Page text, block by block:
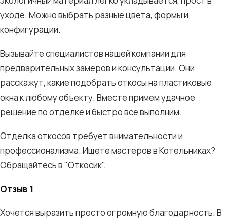
уходе. Можно выбрать разные цвета, формы и
конфигурации.
Вызывайте специалистов нашей компании для
предварительных замеров и консультации. Они
расскажут, какие подобрать откосы на пластиковые
окна к любому объекту. Вместе примем удачное
решение по отделке и быстро все выполним.
Отделка откосов требует внимательности и
профессионализма. Ищете мастеров в Котельниках?
Обращайтесь в "Откосик".
Отзыв 1
Хочется выразить просто огромную благодарность. В